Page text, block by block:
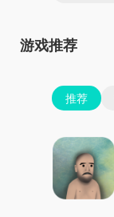
游戏推荐
推荐